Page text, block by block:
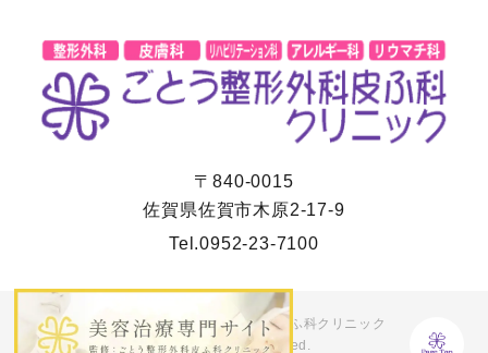
〒840-0015
佐賀県佐賀市木原2-17-9
Tel.0952-23-7100
Copyright © ごとう整形外科皮ふ科クリニック
All Rights Reserved.